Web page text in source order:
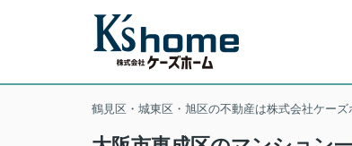
鶴見区・城東区・旭区の不動産は株式会社ケーズ